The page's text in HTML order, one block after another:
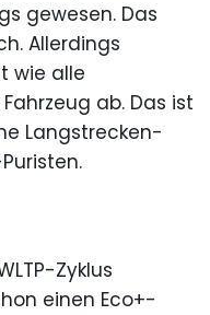
gewesen. Das
Allerdings
wie alle
ab. Das ist
Langstrecken-
Zyklus
einen Eco+-